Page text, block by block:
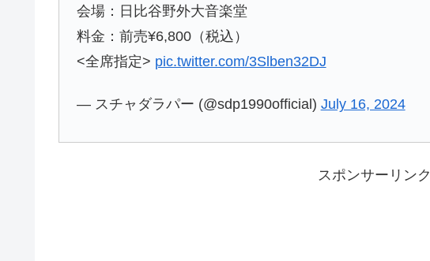
会場：日比谷野外大音楽堂
料金：前売¥6,800（税込）
<全席指定> pic.twitter.com/3Slben32DJ
— スチャダラパー (@sdp1990official) July 16, 2024
スポンサーリンク